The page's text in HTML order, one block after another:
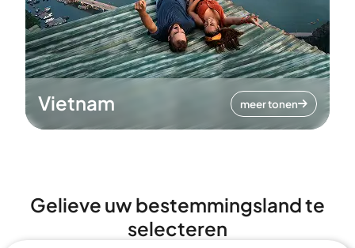
Vietnam meer tonen
Gelieve uw bestemmingsland te
selecteren